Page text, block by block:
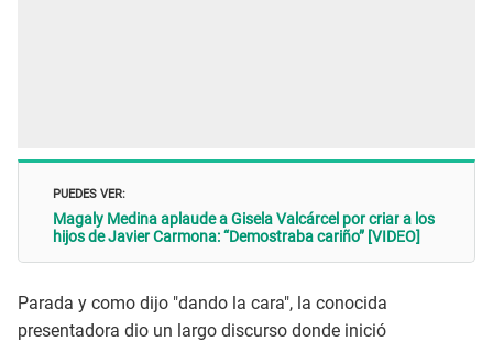
PUEDES VER:
Magaly Medina aplaude a Gisela Valcárcel por criar a los
hijos de Javier Carmona: “Demostraba cariño” [VIDEO]
Parada y como dijo "dando la cara", la conocida
presentadora dio un largo discurso donde inició